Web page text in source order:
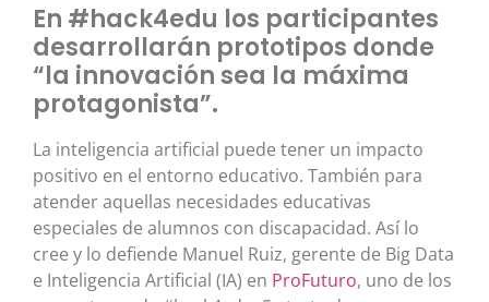
En #hack4edu los participantes
desarrollarán prototipos donde
“la innovación sea la máxima
protagonista”.
La inteligencia artificial puede tener un impacto
positivo en el entorno educativo. También para
atender aquellas necesidades educativas
especiales de alumnos con discapacidad. Así lo
cree y lo defiende Manuel Ruiz, gerente de Big Data
e Inteligencia Artificial (IA) en ProFuturo, uno de los